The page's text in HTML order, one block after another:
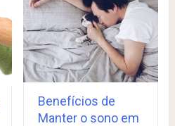
Benefícios de
Manter o sono em